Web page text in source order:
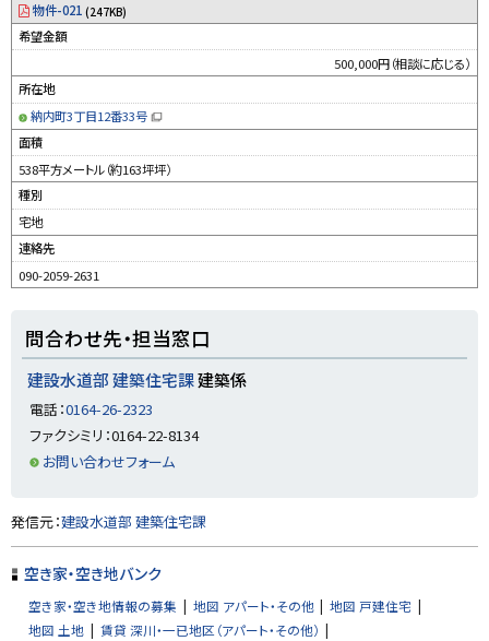
物件-021 (247KB)
希望金額
500,000円（相談に応じる）
所在地
納内町3丁目12番33号
（
規
ウ
ィ
ン
ウ
開
ま
）
面積
538平方メートル（約163坪坪）
種別
宅地
連絡先
090-2059-2631
問合わせ先・担当窓口
建設水道部 建築住宅課建築係
電話：0164-26-2323
ファクシミリ：0164-22-8134
お問い合わせフォーム
ト
ッ
プ
発信元：建設水道部 建築住宅課
空き家・空き地バンク
空き家・空き地情報の募集 地図 アパート・その他
地図 戸建住宅
地図 土地
賃貸 深川・一已地区（アパート・その他）